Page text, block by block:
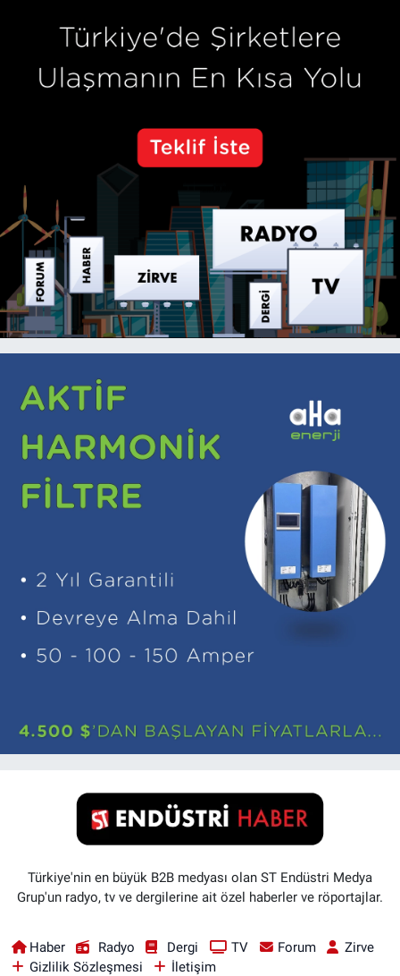
Türkiye'nin en büyük B2B medyası olan ST Endüstri Medya
Grup'un radyo, tv ve dergilerine ait özel haberler ve röportajlar.
Haber Radyo Dergi TV Forum
Zirve
Gizlilik Sözleşmesi
İletişim